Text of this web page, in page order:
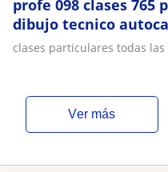
profe 098 clases 765
dibujo tecnico
facultad diseno
clases particulares todas
ver más